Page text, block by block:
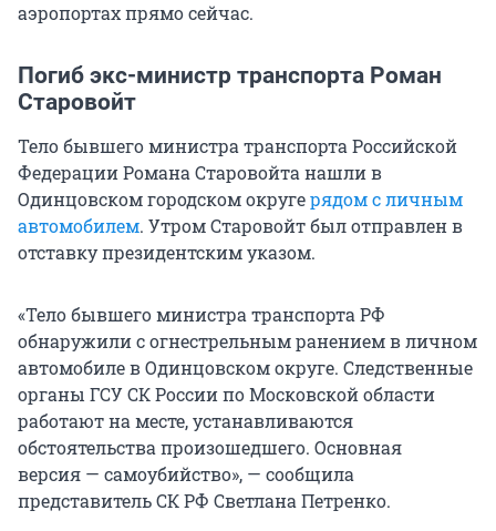
аэропортах прямо сейчас.
Погиб экс-министр транспорта Роман
Старовойт
Тело бывшего министра транспорта Российской
Федерации Романа Старовойта нашли в
Одинцовском городском округерядом с личным
автомобилем. Утром Старовойт был отправлен в
отставку президентским указом.
«Тело бывшего министра транспорта РФ
обнаружили с огнестрельным ранением в личном
автомобиле в Одинцовском округе. Следственные
органы ГСУ СК России по Московской области
работают на месте, устанавливаются
обстоятельства произошедшего. Основная
версия — самоубийство», — сообщила
представитель СК РФ Светлана Петренко.